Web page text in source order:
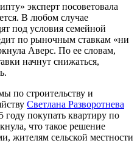
эксперт посоветовала
В любом случае
под условия семейной
по рыночным ставкам «ни
Аверс. По ее словам,
начнут снижаться,
по строительству и
Светлана Разворотнева
году покупать квартиру по
что такое решение
жителям сельской местности